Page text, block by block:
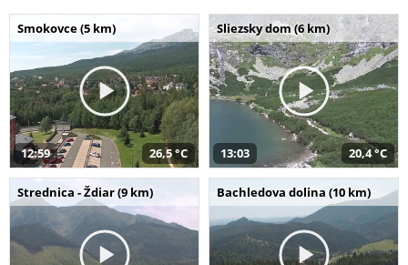
Smokovce (5 km)
12:59 26,5 °C
Sliezsky dom (6 km)
13:03 20,4 °C
Strednica - Ždiar (9 km) Bachledova dolina (10 km)